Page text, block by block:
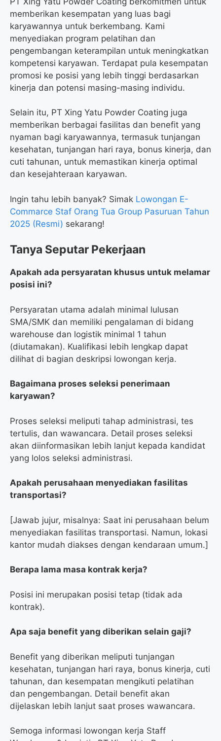
memberikan kesempatan yang luas bagi
karyawannya untuk berkembang. Kami
menyediakan program pelatihan dan
pengembangan keterampilan untuk meningkatkan
kompetensi karyawan. Terdapat pula kesempatan
promosi ke posisi yang lebih tinggi berdasarkan
kinerja dan potensi masing-masing individu.
Selain itu, PT Xing Yatu Powder Coating juga
memberikan berbagai fasilitas dan benefit yang
nyaman bagi karyawannya, termasuk tunjangan
kesehatan, tunjangan hari raya, bonus kinerja, dan
cuti tahunan, untuk memastikan kinerja optimal
dan kesejahteraan karyawan.
Ingin tahu lebih banyak? Simak Lowongan E-
Commarce Staf Orang Tua Group Pasuruan Tahun
2025 (Resmi) sekarang!
Tanya Seputar Pekerjaan
Apakah ada persyaratan khusus untuk melamar
posisi ini?
Persyaratan utama adalah minimal lulusan
SMA/SMK dan memiliki pengalaman di bidang
warehouse dan logistik minimal 1 tahun
(diutamakan). Kualifikasi lebih lengkap dapat
dilihat di bagian deskripsi lowongan kerja.
Bagaimana proses seleksi penerimaan
karyawan?
Proses seleksi meliputi tahap administrasi, tes
tertulis, dan wawancara. Detail proses seleksi
akan diinformasikan lebih lanjut kepada kandidat
yang lolos seleksi administrasi.
Apakah perusahaan menyediakan fasilitas
transportasi?
[Jawab jujur, misalnya: Saat ini perusahaan belum
menyediakan fasilitas transportasi. Namun, lokasi
kantor mudah diakses dengan kendaraan umum.]
Berapa lama masa kontrak kerja?
Posisi ini merupakan posisi tetap (tidak ada
kontrak).
Apa saja benefit yang diberikan selain gaji?
Benefit yang diberikan meliputi tunjangan
kesehatan, tunjangan hari raya, bonus kinerja, cuti
tahunan, dan kesempatan mengikuti pelatihan
dan pengembangan. Detail benefit akan
dijelaskan lebih lanjut saat proses wawancara.
Semoga informasi lowongan kerja Staff